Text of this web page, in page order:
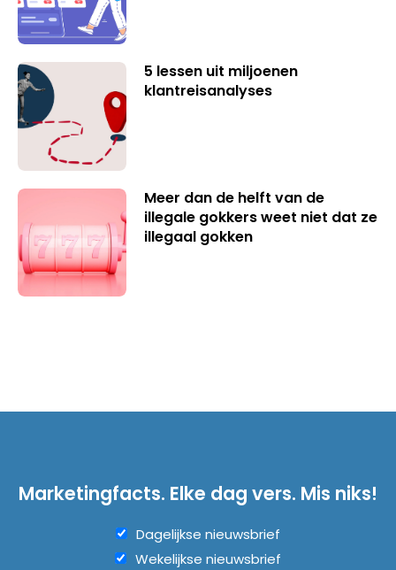
5 lessen uit miljoenen
klantreisanalyses
Meer dan de helft van de
illegale gokkers weet niet dat ze
illegaal gokken
Marketingfacts. Elke dag vers. Mis niks!
Dagelijkse nieuwsbrief
Wekelijkse nieuwsbrief